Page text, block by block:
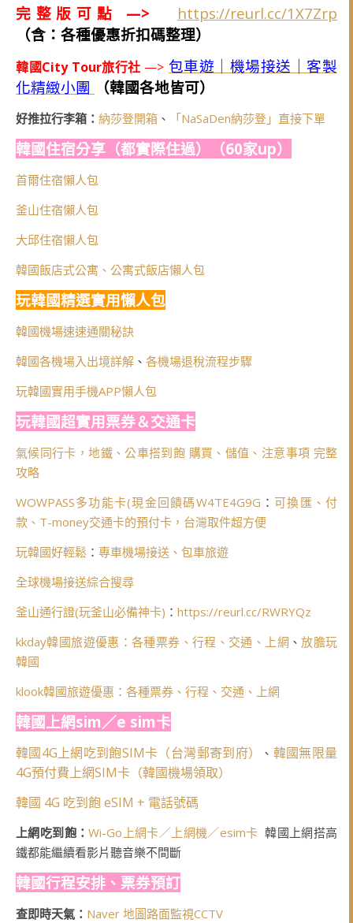
完整版可點 —>
https://reurl.cc/1X7Zrp
（含：各種優惠折扣碼整理）
韓國City Tour旅行社 —> 包車遊｜機場接送｜客製
化精緻小團
（韓國各地皆可）
好推拉行李箱： 納莎登開箱 、 「NaSaDen納莎登」直接下單
韓國住宿分享（都實際住過）（60家up）
首爾住宿懶人包
釜山住宿懶人包
大邱住宿懶人包
韓國飯店式公寓、公寓式飯店懶人包
玩韓國精選實用懶人包
韓國機場速速通關秘訣
韓國各機場入出境詳解 、 各機場退稅流程步驟
玩韓國實用手機APP懶人包
玩韓國超實用票券＆交通卡
氣候同行卡，地鐵、公車搭到飽 購買、儲值、注意事項 完整
攻略
WOWPASS多功能卡(現金回饋碼W4TE4G9G ：可換匯、付
款、T-money交通卡的預付卡，台灣取件超方便
玩韓國好輕鬆 ： 專車機場接送、包車旅遊
全球機場接送綜合搜尋
釜山通行證(玩釜山必備神卡) ： https://reurl.cc/RWRYQz
kkday韓國旅遊優惠：各種票券、行程、交通、上網 、放膽玩
韓國
klook韓國旅遊優惠：各種票券、行程、交通、上網
韓國上網sim／e sim卡
韓國4G上網吃到飽SIM卡（台灣郵寄到府） 、 韓國無限量
4G預付費上網SIM卡（韓國機場領取）
韓國 4G 吃到飽 eSIM + 電話號碼
上網吃到飽：Wi-Go上網卡／上網機／esim卡 韓國上網搭高
鐵都能繼續看影片聽音樂不間斷
韓國行程安排、票券預訂
查即時天氣： Naver 地圖路面監視CCTV